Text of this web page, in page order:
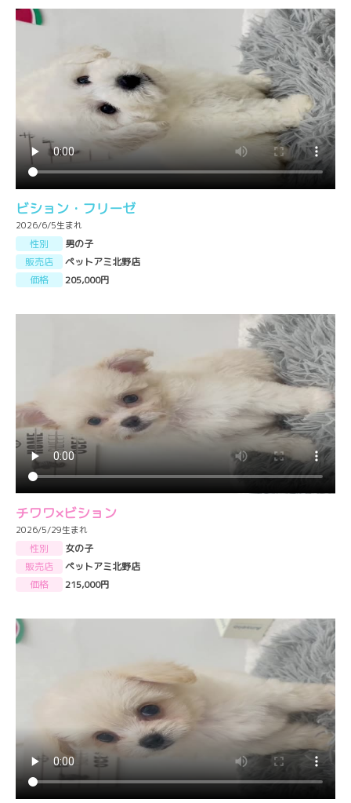
ビション・フリーゼ
2026/6/5生まれ
性別
男の子
販売店
ペットアミ北野店
価格
205,000円
チワワ×ビション
2026/5/29生まれ
性別
女の子
販売店
ペットアミ北野店
価格
215,000円